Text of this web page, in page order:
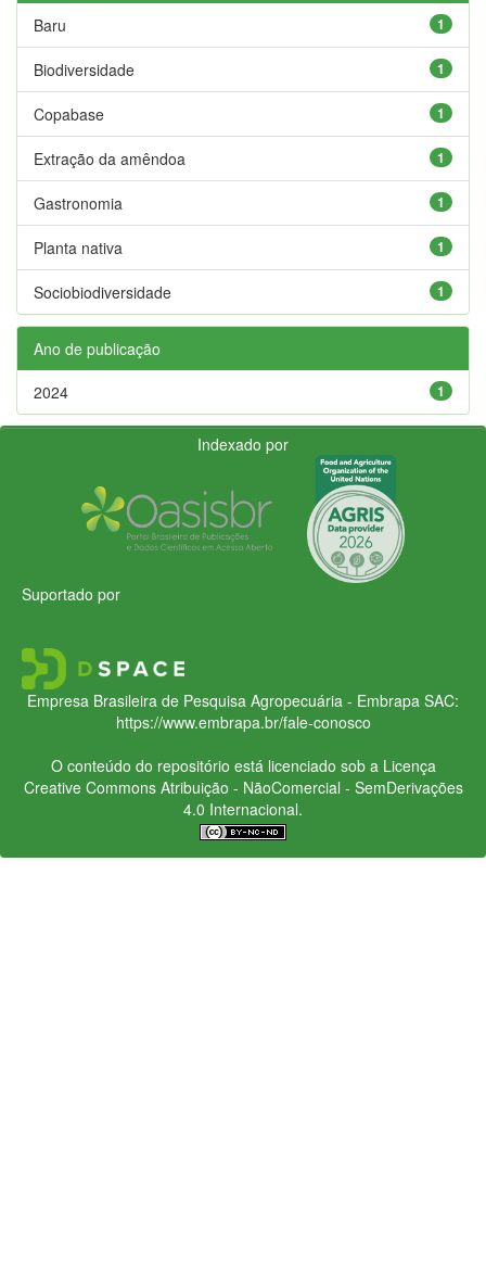
1
Baru
1
Biodiversidade
1
Copabase
1
Extração da amêndoa
1
Gastronomia
1
Planta nativa
1
Sociobiodiversidade
Ano de publicação
1
2024
Indexado por
Suportado por
Empresa Brasileira de Pesquisa Agropecuária - Embrapa SAC:
https://www.embrapa.br/fale-conosco
O conteúdo do repositório está licenciado sob a Licença
Creative CommonsAtribuição - NãoComercial - SemDerivações
4.0 Internacional.